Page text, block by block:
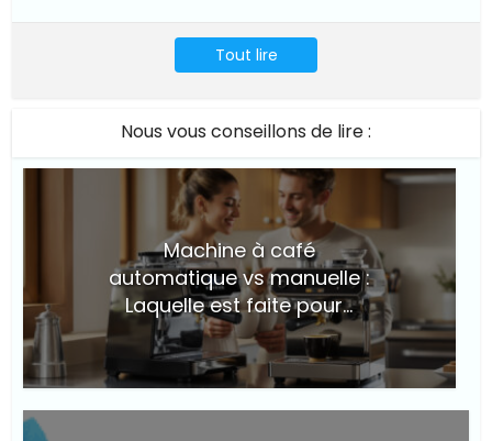
Tout lire
Nous vous conseillons de lire :
Machine à café
automatique vs manuelle :
Laquelle est faite pour...